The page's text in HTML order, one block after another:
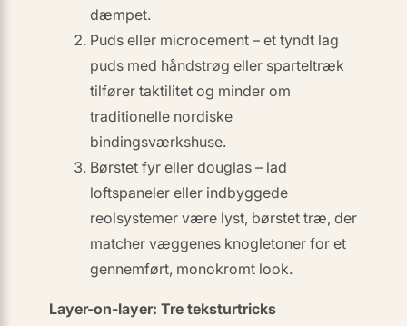
dæmpet.
Puds eller microcement – et tyndt lag
puds med håndstrøg eller sparteltræk
tilfører taktilitet og minder om
traditionelle nordiske
bindingsværkshuse.
Børstet fyr eller douglas – lad
loftspaneler eller indbyggede
reolsystemer være lyst, børstet træ, der
matcher væggenes knogletoner for et
gennemført, monokromt look.
Layer-on-layer: Tre teksturtricks